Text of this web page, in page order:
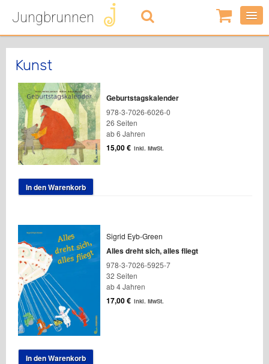
Jungbrunnen
0
Artikel
-
Kunst
Geburtstagskalender
978-3-7026-6026-0
26 Seiten
ab 6 Jahren
15,00€ inkl. MwSt.
In den Warenkorb
Sigrid Eyb-Green
Alles dreht sich, alles fliegt
978-3-7026-5925-7
32 Seiten
ab 4 Jahren
17,00€ inkl. MwSt.
In den Warenkorb